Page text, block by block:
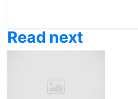
Read next